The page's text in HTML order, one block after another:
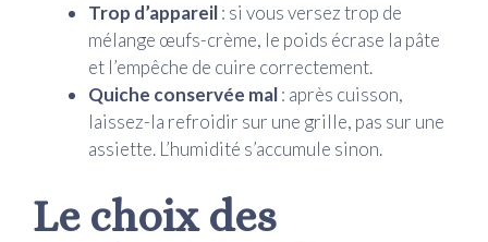
Trop d’appareil: si vous versez trop de
mélange œufs-crème, le poids écrase la pâte
et l’empêche de cuire correctement.
Quiche conservée mal: après cuisson,
laissez-la refroidir sur une grille, pas sur une
assiette. L’humidité s’accumule sinon.
Le choix des